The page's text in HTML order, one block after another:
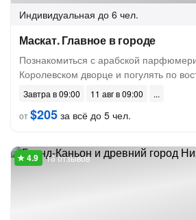
Индивидуальная до 6 чел.
Маскат. Главное в городе
Познакомиться с арабской
Королевском дворце и погулять по
Завтра в 09:00
11 авг в 09:00
от$205 за всё до 5 чел.
16 отзывов